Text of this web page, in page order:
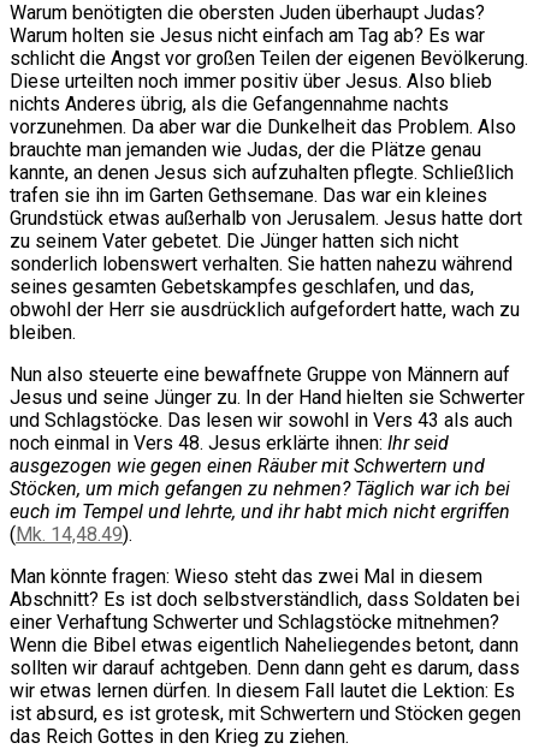
Warum benötigten die obersten Juden überhaupt Judas?
Warum holten sie Jesus nicht einfach am Tag ab? Es war
schlicht die Angst vor großen Teilen der eigenen Bevölkerung.
Diese urteilten noch immer positiv über Jesus. Also blieb
nichts Anderes übrig, als die Gefangennahme nachts
vorzunehmen. Da aber war die Dunkelheit das Problem. Also
brauchte man jemanden wie Judas, der die Plätze genau
kannte, an denen Jesus sich aufzuhalten pflegte. Schließlich
trafen sie ihn im Garten Gethsemane. Das war ein kleines
Grundstück etwas außerhalb von Jerusalem. Jesus hatte dort
zu seinem Vater gebetet. Die Jünger hatten sich nicht
sonderlich lobenswert verhalten. Sie hatten nahezu während
seines gesamten Gebetskampfes geschlafen, und das,
obwohl der Herr sie ausdrücklich aufgefordert hatte, wach zu
bleiben.
Nun also steuerte eine bewaffnete Gruppe von Männern auf
Jesus und seine Jünger zu. In der Hand hielten sie Schwerter
und Schlagstöcke. Das lesen wir sowohl in Vers 43 als auch
noch einmal in Vers 48. Jesus erklärte ihnen: Ihr seid
ausgezogen wie gegen einen Räuber mit Schwertern und
Stöcken, um mich gefangen zu nehmen? Täglich war ich bei
euch im Tempel und lehrte, und ihr habt mich nicht ergriffen
(Mk. 14,48.49).
Man könnte fragen: Wieso steht das zwei Mal in diesem
Abschnitt? Es ist doch selbstverständlich, dass Soldaten bei
einer Verhaftung Schwerter und Schlagstöcke mitnehmen?
Wenn die Bibel etwas eigentlich Naheliegendes betont, dann
sollten wir darauf achtgeben. Denn dann geht es darum, dass
wir etwas lernen dürfen. In diesem Fall lautet die Lektion: Es
ist absurd, es ist grotesk, mit Schwertern und Stöcken gegen
das Reich Gottes in den Krieg zu ziehen.